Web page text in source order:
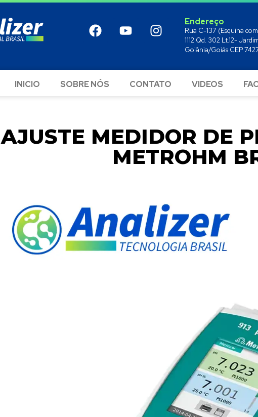
Endereço
Rua C-137 (Esquina
1112 Qd. 302 Lt.12-
Goiânia/Goiás CEP
INICIO SOBRE NÓS CONTATO VIDEOS
AJUSTE MEDIDOR DE
METROHM